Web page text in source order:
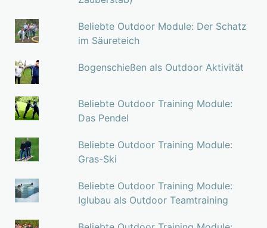
Beliebte Outdoor Module: Der Schatz
im Säureteich
Bogenschießen als Outdoor Aktivität
Beliebte Outdoor Training Module:
Das Pendel
Beliebte Outdoor Training Module:
Gras-Ski
Beliebte Outdoor Training Module:
Iglubau als Outdoor Teamtraining